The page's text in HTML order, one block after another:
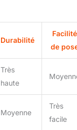
Durabilité
Facilité
de
Très
haute
Moyenne
Très
facile